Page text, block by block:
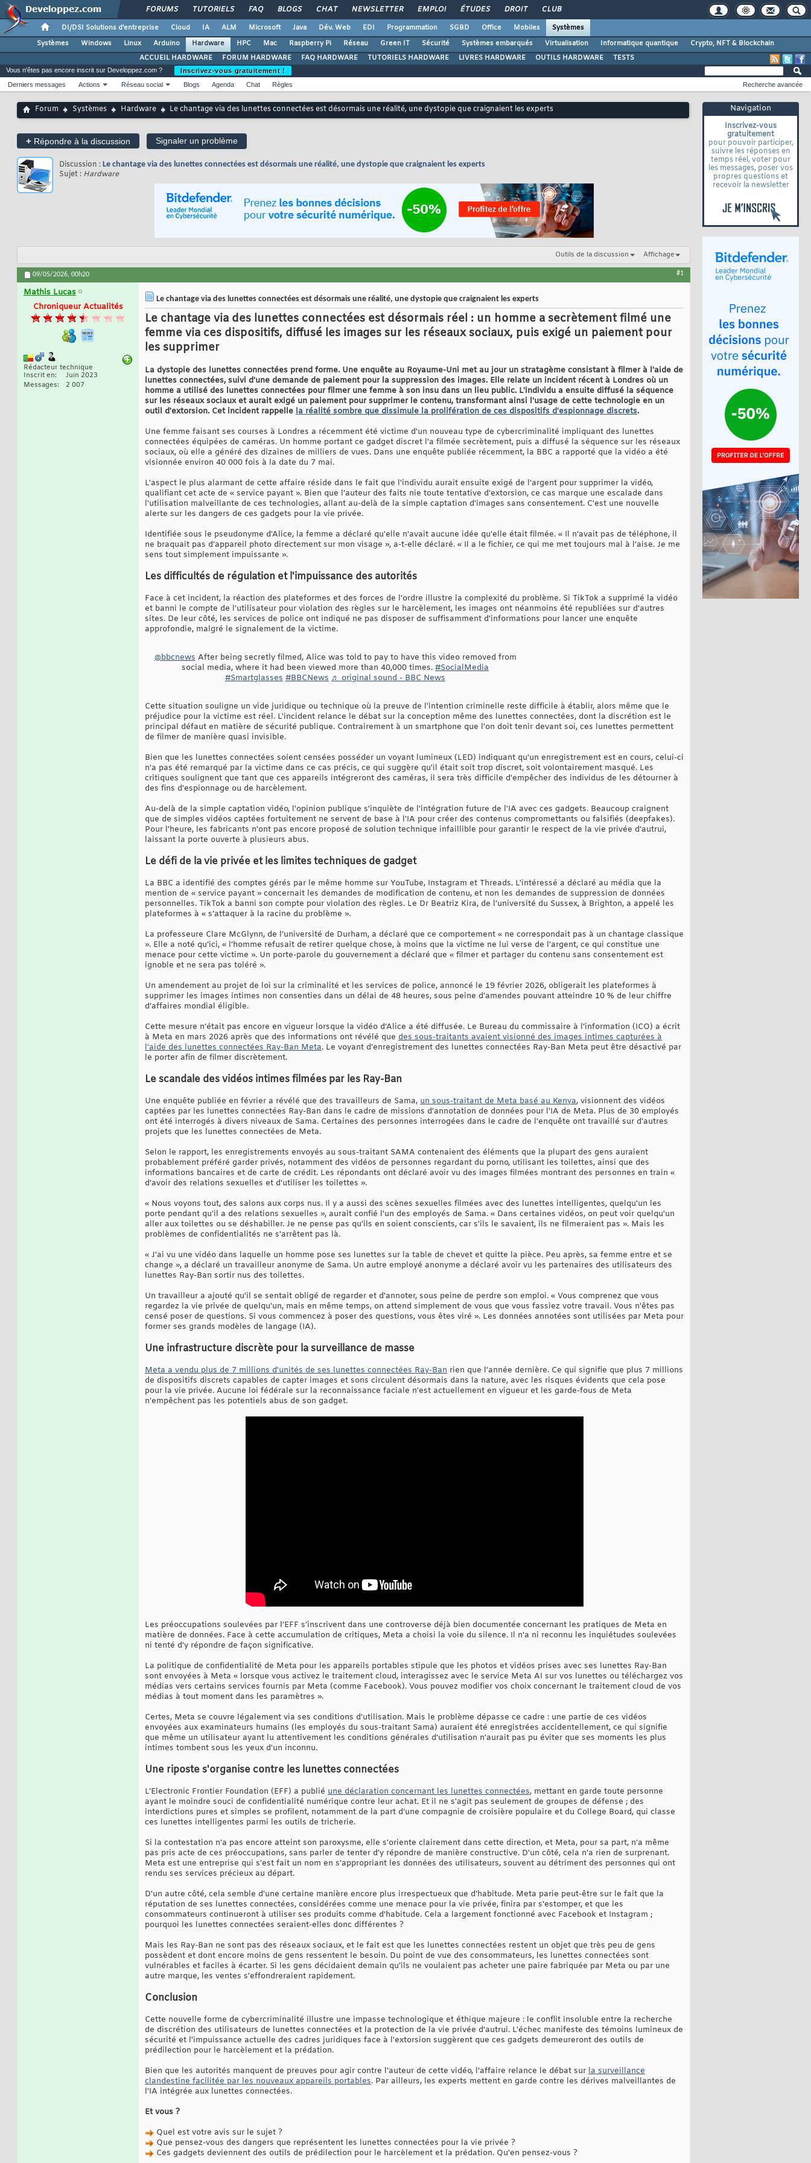
FORUMS TUTORIELS FAQ BLOGS CHAT NEWSLETTER EMPLOI ÉTUDES DROIT CLUB
DI/DSI Solutions d'entreprise Cloud IA ALM Microsoft Java Dév. Web EDI Programmation SGBD Office Mobiles
Systèmes
Systèmes
Windows Linux Arduino Hardware HPC Mac Raspberry Pi Réseau Green IT Sécurité Systèmes embarqués Virtualisation Informatique quantique
Crypto, NFT & Blockchain
ACCUEIL HARDWARE
FORUM HARDWARE FAQ HARDWARE TUTORIELS HARDWARE LIVRES HARDWARE OUTILS HARDWARE TESTS
Navigation
Inscrivez-vous
gratuitement
pour pouvoir participer,
suivre les réponses en
temps réel, voter pour
les messages, poser vos
propres questions et
recevoir la newsletter
Vous n'êtes pas encore inscrit sur Developpez.com ?
Inscrivez-vous gratuitement !
Derniers messages
Actions Réseau social Blogs Agenda Chat Règles Recherche avancée
Forum Systèmes Hardware Le chantage via des lunettes connectées est désormais une réalité, une dystopie que craignaient les experts
+ Répondre à la discussion Signaler un problème
Discussion : Le chantage via des lunettes connectées est désormais une réalité, une dystopie que craignaient les experts
Sujet : Hardware
Outils de la discussion Affichage
09/05/2026, 00h20 #1
Mathis Lucas
Chroniqueur Actualités
Rédacteur technique
Inscrit en
Juin 2023
Messages
2 007
Le chantage via des lunettes connectées est désormais une réalité, une dystopie que craignaient les experts
Le chantage via des lunettes connectées est désormais réel : un homme a secrètement filmé une
femme via ces dispositifs, diffusé les images sur les réseaux sociaux, puis exigé un paiement pour
les supprimer
La dystopie des lunettes connectées prend forme. Une enquête au Royaume-Uni met au jour un stratagème consistant à filmer à l'aide de
lunettes connectées, suivi d'une demande de paiement pour la suppression des images. Elle relate un incident récent à Londres où un
homme a utilisé des lunettes connectées pour filmer une femme à son insu dans un lieu public. L'individu a ensuite diffusé la séquence
sur les réseaux sociaux et aurait exigé un paiement pour supprimer le contenu, transformant ainsi l'usage de cette technologie en un
outil d'extorsion. Cet incident rappelle la réalité sombre que dissimule la prolifération de ces dispositifs d'espionnage discrets.
Une femme faisant ses courses à Londres a récemment été victime d'un nouveau type de cybercriminalité impliquant des lunettes
connectées équipées de caméras. Un homme portant ce gadget discret l'a filmée secrètement, puis a diffusé la séquence sur les réseaux
sociaux, où elle a généré des dizaines de milliers de vues. Dans une enquête publiée récemment, la BBC a rapporté que la vidéo a été
visionnée environ 40 000 fois à la date du 7 mai.
L'aspect le plus alarmant de cette affaire réside dans le fait que l'individu aurait ensuite exigé de l'argent pour supprimer la vidéo,
qualifiant cet acte de « service payant ». Bien que l'auteur des faits nie toute tentative d'extorsion, ce cas marque une escalade dans
l'utilisation malveillante de ces technologies, allant au-delà de la simple captation d'images sans consentement. C'est une nouvelle
alerte sur les dangers de ces gadgets pour la vie privée.
Identifiée sous le pseudonyme d'Alice, la femme a déclaré qu'elle n'avait aucune idée qu'elle était filmée. « Il n’avait pas de téléphone, il
ne braquait pas d’appareil photo directement sur mon visage », a-t-elle déclaré. « Il a le fichier, ce qui me met toujours mal à l’aise. Je me
sens tout simplement impuissante ».
Les difficultés de régulation et l'impuissance des autorités
Face à cet incident, la réaction des plateformes et des forces de l'ordre illustre la complexité du problème. Si TikTok a supprimé la vidéo
et banni le compte de l'utilisateur pour violation des règles sur le harcèlement, les images ont néanmoins été republiées sur d'autres
sites. De leur côté, les services de police ont indiqué ne pas disposer de suffisamment d'informations pour lancer une enquête
approfondie, malgré le signalement de la victime.
@bbcnews After being secretly filmed, Alice was told to pay to have this video removed from
social media, where it had been viewed more than 40,000 times. #SocialMedia
#Smartglasses #BBCNews ♬ original sound - BBC News
Cette situation souligne un vide juridique ou technique où la preuve de l'intention criminelle reste difficile à établir, alors même que le
préjudice pour la victime est réel. L'incident relance le débat sur la conception même des lunettes connectées, dont la discrétion est le
principal défaut en matière de sécurité publique. Contrairement à un smartphone que l'on doit tenir devant soi, ces lunettes permettent
de filmer de manière quasi invisible.
Bien que les lunettes connectées soient censées posséder un voyant lumineux (LED) indiquant qu'un enregistrement est en cours, celui-ci
n'a pas été remarqué par la victime dans ce cas précis, ce qui suggère qu'il était soit trop discret, soit volontairement masqué. Les
critiques soulignent que tant que ces appareils intégreront des caméras, il sera très difficile d'empêcher des individus de les détourner à
des fins d'espionnage ou de harcèlement.
Au-delà de la simple captation vidéo, l'opinion publique s'inquiète de l'intégration future de l'IA avec ces gadgets. Beaucoup craignent
que de simples vidéos captées fortuitement ne servent de base à l'IA pour créer des contenus compromettants ou falsifiés (deepfakes).
Pour l'heure, les fabricants n'ont pas encore proposé de solution technique infaillible pour garantir le respect de la vie privée d'autrui,
laissant la porte ouverte à plusieurs abus.
Le défi de la vie privée et les limites techniques de gadget
La BBC a identifié des comptes gérés par le même homme sur YouTube, Instagram et Threads. L'intéressé a déclaré au média que la
mention de « service payant » concernait les demandes de modification de contenu, et non les demandes de suppression de données
personnelles. TikTok a banni son compte pour violation des règles. Le Dr Beatriz Kira, de l’université du Sussex, à Brighton, a appelé les
plateformes à « s’attaquer à la racine du problème ».
La professeure Clare McGlynn, de l’université de Durham, a déclaré que ce comportement « ne correspondait pas à un chantage classique
». Elle a noté qu’ici, « l’homme refusait de retirer quelque chose, à moins que la victime ne lui verse de l’argent, ce qui constitue une
menace pour cette victime ». Un porte-parole du gouvernement a déclaré que « filmer et partager du contenu sans consentement est
ignoble et ne sera pas toléré ».
Un amendement au projet de loi sur la criminalité et les services de police, annoncé le 19 février 2026, obligerait les plateformes à
supprimer les images intimes non consenties dans un délai de 48 heures, sous peine d’amendes pouvant atteindre 10 % de leur chiffre
d’affaires mondial éligible.
Cette mesure n’était pas encore en vigueur lorsque la vidéo d’Alice a été diffusée. Le Bureau du commissaire à l’information (ICO) a écrit
à Meta en mars 2026 après que des informations ont révélé que des sous-traitants avaient visionné des images intimes capturées à
l’aide des lunettes connectées Ray-Ban Meta. Le voyant d’enregistrement des lunettes connectées Ray-Ban Meta peut être désactivé par
le porter afin de filmer discrètement.
Le scandale des vidéos intimes filmées par les Ray-Ban
Une enquête publiée en février a révélé que des travailleurs de Sama, un sous-traitant de Meta basé au Kenya, visionnent des vidéos
captées par les lunettes connectées Ray-Ban dans le cadre de missions d'annotation de données pour l'IA de Meta. Plus de 30 employés
ont été interrogés à divers niveaux de Sama. Certaines des personnes interrogées dans le cadre de l'enquête ont travaillé sur d'autres
projets que les lunettes connectées de Meta.
Selon le rapport, les enregistrements envoyés au sous-traitant SAMA contenaient des éléments que la plupart des gens auraient
probablement préféré garder privés, notamment des vidéos de personnes regardant du porno, utilisant les toilettes, ainsi que des
informations bancaires et de carte de crédit. Les répondants ont déclaré avoir vu des images filmées montrant des personnes en train «
d'avoir des relations sexuelles et d'utiliser les toilettes ».
« Nous voyons tout, des salons aux corps nus. Il y a aussi des scènes sexuelles filmées avec des lunettes intelligentes, quelqu'un les
porte pendant qu'il a des relations sexuelles », aurait confié l'un des employés de Sama. « Dans certaines vidéos, on peut voir quelqu'un
aller aux toilettes ou se déshabiller. Je ne pense pas qu'ils en soient conscients, car s'ils le savaient, ils ne filmeraient pas ». Mais les
problèmes de confidentialités ne s'arrêtent pas là.
« J'ai vu une vidéo dans laquelle un homme pose ses lunettes sur la table de chevet et quitte la pièce. Peu après, sa femme entre et se
change », a déclaré un travailleur anonyme de Sama. Un autre employé anonyme a déclaré avoir vu les partenaires des utilisateurs des
lunettes Ray-Ban sortir nus des toilettes.
Un travailleur a ajouté qu'il se sentait obligé de regarder et d'annoter, sous peine de perdre son emploi. « Vous comprenez que vous
regardez la vie privée de quelqu'un, mais en même temps, on attend simplement de vous que vous fassiez votre travail. Vous n'êtes pas
censé poser de questions. Si vous commencez à poser des questions, vous êtes viré ». Les données annotées sont utilisées par Meta pour
former ses grands modèles de langage (IA).
Une infrastructure discrète pour la surveillance de masse
Meta a vendu plus de 7 millions d'unités de ses lunettes connectées Ray-Ban rien que l'année dernière. Ce qui signifie que plus 7 millions
de dispositifs discrets capables de capter images et sons circulent désormais dans la nature, avec les risques évidents que cela pose
pour la vie privée. Aucune loi fédérale sur la reconnaissance faciale n'est actuellement en vigueur et les garde-fous de Meta
n'empêchent pas les potentiels abus de son gadget.
Les préoccupations soulevées par l’EFF s’inscrivent dans une controverse déjà bien documentée concernant les pratiques de Meta en
matière de données. Face à cette accumulation de critiques, Meta a choisi la voie du silence. Il n'a ni reconnu les inquiétudes soulevées
ni tenté d'y répondre de façon significative.
La politique de confidentialité de Meta pour les appareils portables stipule que les photos et vidéos prises avec ses lunettes Ray-Ban
sont envoyées à Meta « lorsque vous activez le traitement cloud, interagissez avec le service Meta AI sur vos lunettes ou téléchargez vos
médias vers certains services fournis par Meta (comme Facebook). Vous pouvez modifier vos choix concernant le traitement cloud de vos
médias à tout moment dans les paramètres ».
Certes, Meta se couvre légalement via ses conditions d'utilisation. Mais le problème dépasse ce cadre : une partie de ces vidéos
envoyées aux examinateurs humains (les employés du sous-traitant Sama) auraient été enregistrées accidentellement, ce qui signifie
que même un utilisateur ayant lu attentivement les conditions générales d'utilisation n'aurait pas pu éviter que ses moments les plus
intimes tombent sous les yeux d'un inconnu.
Une riposte s'organise contre les lunettes connectées
L'Electronic Frontier Foundation (EFF) a publié une déclaration concernant les lunettes connectées, mettant en garde toute personne
ayant le moindre souci de confidentialité numérique contre leur achat. Et il ne s'agit pas seulement de groupes de défense ; des
interdictions pures et simples se profilent, notamment de la part d’une compagnie de croisière populaire et du College Board, qui classe
ces lunettes intelligentes parmi les outils de tricherie.
Si la contestation n'a pas encore atteint son paroxysme, elle s'oriente clairement dans cette direction, et Meta, pour sa part, n'a même
pas pris acte de ces préoccupations, sans parler de tenter d'y répondre de manière constructive. D'un côté, cela n'a rien de surprenant.
Meta est une entreprise qui s'est fait un nom en s'appropriant les données des utilisateurs, souvent au détriment des personnes qui ont
rendu ses services précieux au départ.
D'un autre côté, cela semble d'une certaine manière encore plus irrespectueux que d'habitude. Meta parie peut-être sur le fait que la
réputation de ses lunettes connectées, considérées comme une menace pour la vie privée, finira par s'estomper, et que les
consommateurs continueront à utiliser ses produits comme d'habitude. Cela a largement fonctionné avec Facebook et Instagram ;
pourquoi les lunettes connectées seraient-elles donc différentes ?
Mais les Ray-Ban ne sont pas des réseaux sociaux, et le fait est que les lunettes connectées restent un objet que très peu de gens
possèdent et dont encore moins de gens ressentent le besoin. Du point de vue des consommateurs, les lunettes connectées sont
vulnérables et faciles à écarter. Si les gens décidaient demain qu’ils ne voulaient pas acheter une paire fabriquée par Meta ou par une
autre marque, les ventes s'effondreraient rapidement.
Conclusion
Cette nouvelle forme de cybercriminalité illustre une impasse technologique et éthique majeure : le conflit insoluble entre la recherche
de discrétion des utilisateurs de lunettes connectées et la protection de la vie privée d'autrui. L'échec manifeste des témoins lumineux de
sécurité et l'impuissance actuelle des cadres juridiques face à l'extorsion suggèrent que ces gadgets demeureront des outils de
prédilection pour le harcèlement et la prédation.
Bien que les autorités manquent de preuves pour agir contre l'auteur de cette vidéo, l'affaire relance le débat sur la surveillance
clandestine facilitée par les nouveaux appareils portables. Par ailleurs, les experts mettent en garde contre les dérives malveillantes de
l'IA intégrée aux lunettes connectées.
Et vous ?
Quel est votre avis sur le sujet ?
Que pensez-vous des dangers que représentent les lunettes connectées pour la vie privée ?
Ces gadgets deviennent des outils de prédilection pour le harcèlement et la prédation. Qu'en pensez-vous ?